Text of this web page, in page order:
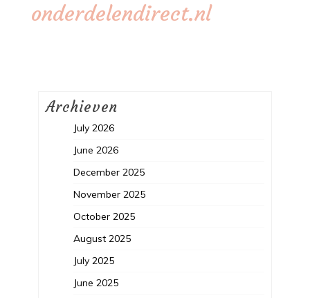
onderdelendirect.nl
Archieven
July 2026
June 2026
December 2025
November 2025
October 2025
August 2025
July 2025
June 2025